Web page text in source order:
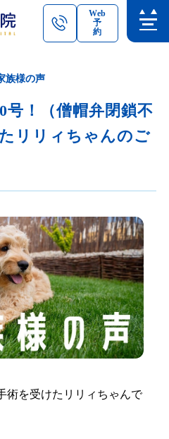
Web
予
約
族様の声
号！（僧帽弁閉鎖不
リリィちゃんのご
術を受けたリリィちゃんで